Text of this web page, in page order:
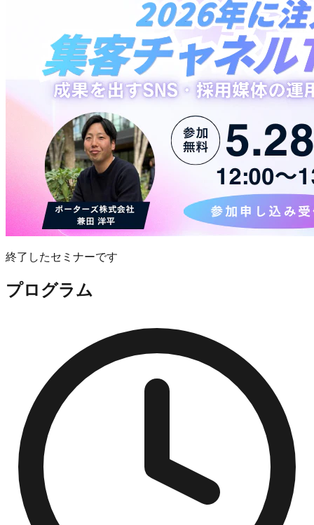
終了したセミナーです
プログラム